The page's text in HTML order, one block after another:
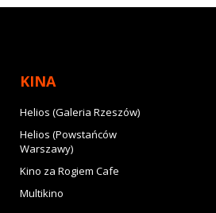
KINA
Helios (Galeria Rzeszów)
Helios (Powstańców
Warszawy)
Kino za Rogiem Cafe
Multikino